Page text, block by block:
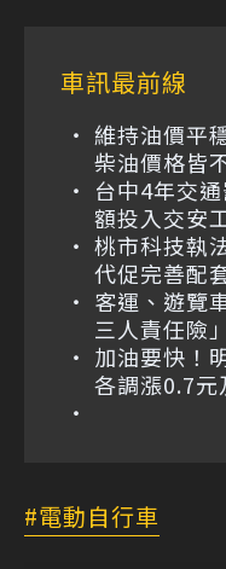
車訊最前線
維持油價平
柴油價格皆
台中4年交
額投入交安
桃市科技執
代促完善配
客運、遊覽
三人責任險
加油要快！
各調漲0.7元
電動自行車